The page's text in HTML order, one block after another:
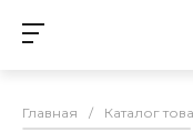
Главная / Каталог